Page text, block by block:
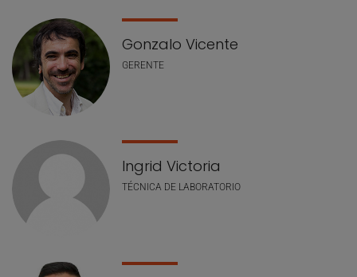
Gonzalo Vicente
GERENTE
Ingrid Victoria
TÉCNICA DE LABORATORIO